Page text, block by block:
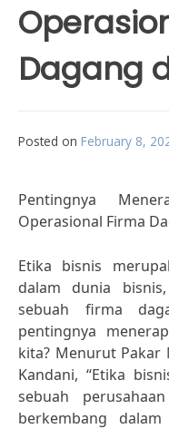
Dagang
Posted on February 8,
Pentingnya
Operasional Firma
Etika bisnis
dalam dunia
sebuah firma
pentingnya
kita? Menurut Pakar
Kandani, “Etika
sebuah
berkembang